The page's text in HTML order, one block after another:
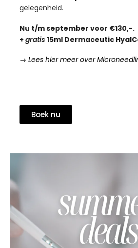
gelegenheid.
Nu t/m september voor €130,-.
+ gratis 15ml Dermaceutic
→ Lees hier meer over
Boek nu